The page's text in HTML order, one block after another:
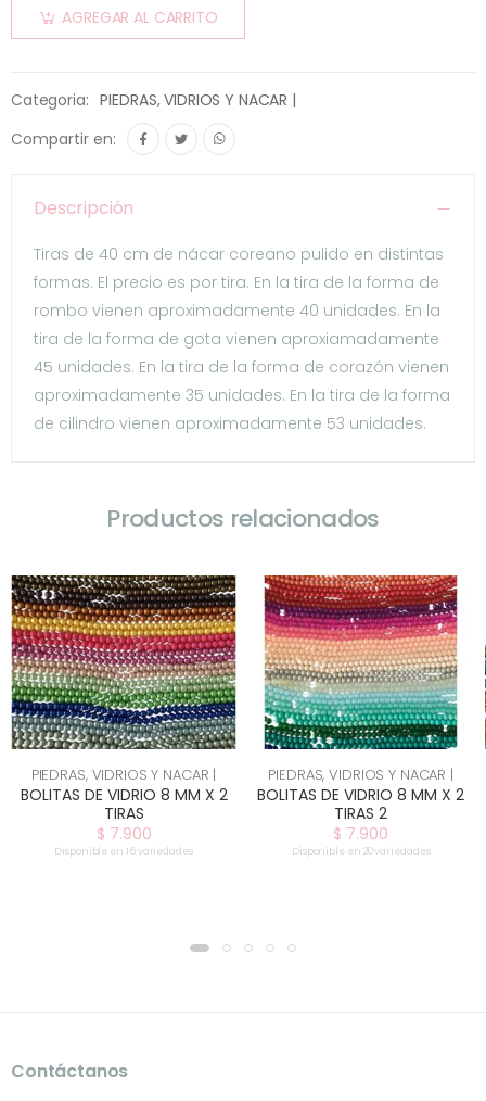
AGREGAR AL CARRITO
Categoria: PIEDRAS, VIDRIOS Y NACAR |
Compartir en:
Descripción
Tiras de 40 cm de nácar coreano pulido en distintas
formas. El precio es por tira. En la tira de la forma de
rombo vienen aproximadamente 40 unidades. En la
tira de la forma de gota vienen aproxiamadamente
45 unidades. En la tira de la forma de corazón vienen
aproximadamente 35 unidades. En la tira de la forma
de cilindro vienen aproximadamente 53 unidades.
Productos relacionados
PIEDRAS, VIDRIOS Y NACAR |
BOLITAS DE VIDRIO 8 MM X 2
TIRAS
$ 7.900
Disponible en 16 variedades
PIEDRAS, VIDRIOS Y NACAR |
BOLITAS DE VIDRIO 8 MM X 2
TIRAS 2
$ 7.900
Disponible en 20 variedades
Contáctanos